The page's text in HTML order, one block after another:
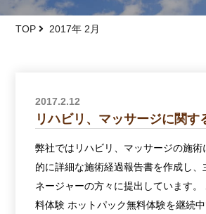
TOP 2017年 2月
2017.2.12
リハビリ、マッサージに関す
弊社ではリハビリ、マッサージの施術
的に詳細な施術経過報告書を作成し、
ネージャーの方々に提出しています。
料体験 ホットパック無料体験を継続